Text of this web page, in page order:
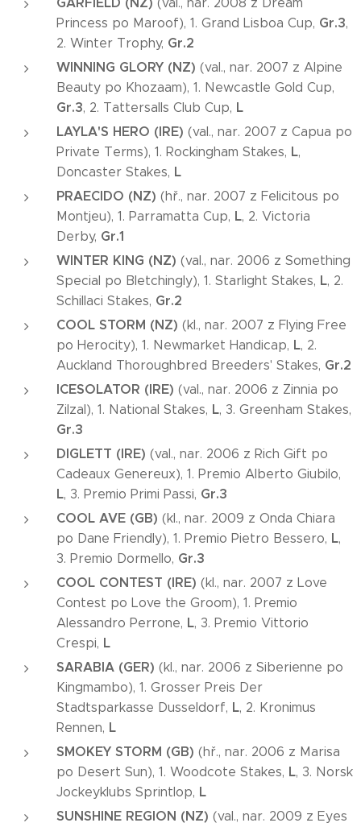
Princess po Maroof), 1. Grand Lisboa Cup, Gr.3,
2. Winter Trophy, Gr.2
WINNING GLORY (NZ) (val., nar. 2007 z Alpine
Beauty po Khozaam), 1. Newcastle Gold Cup,
Gr.3, 2. Tattersalls Club Cup, L
LAYLA'S HERO (IRE) (val., nar. 2007 z Capua po
Private Terms), 1. Rockingham Stakes, L,
Doncaster Stakes, L
PRAECIDO (NZ) (hř., nar. 2007 z Felicitous po
Montjeu), 1. Parramatta Cup, L, 2. Victoria
Derby, Gr.1
WINTER KING (NZ) (val., nar. 2006 z Something
Special po Bletchingly), 1. Starlight Stakes, L, 2.
Schillaci Stakes, Gr.2
COOL STORM (NZ) (kl., nar. 2007 z Flying Free
po Herocity), 1. Newmarket Handicap, L, 2.
Auckland Thoroughbred Breeders' Stakes, Gr.2
ICESOLATOR (IRE) (val., nar. 2006 z Zinnia po
Zilzal), 1. National Stakes, L, 3. Greenham Stakes,
Gr.3
DIGLETT (IRE) (val., nar. 2006 z Rich Gift po
Cadeaux Genereux), 1. Premio Alberto Giubilo,
L, 3. Premio Primi Passi, Gr.3
COOL AVE (GB) (kl., nar. 2009 z Onda Chiara
po Dane Friendly), 1. Premio Pietro Bessero, L,
3. Premio Dormello, Gr.3
COOL CONTEST (IRE) (kl., nar. 2007 z Love
Contest po Love the Groom), 1. Premio
Alessandro Perrone, L, 3. Premio Vittorio
Crespi, L
SARABIA (GER) (kl., nar. 2006 z Siberienne po
Kingmambo), 1. Grosser Preis Der
Stadtsparkasse Dusseldorf, L, 2. Kronimus
Rennen, L
SMOKEY STORM (GB) (hř., nar. 2006 z Marisa
po Desert Sun), 1. Woodcote Stakes, L, 3. Norsk
Jockeyklubs Sprintlop, L
SUNSHINE REGION (NZ) (val., nar. 2009 z Eyes